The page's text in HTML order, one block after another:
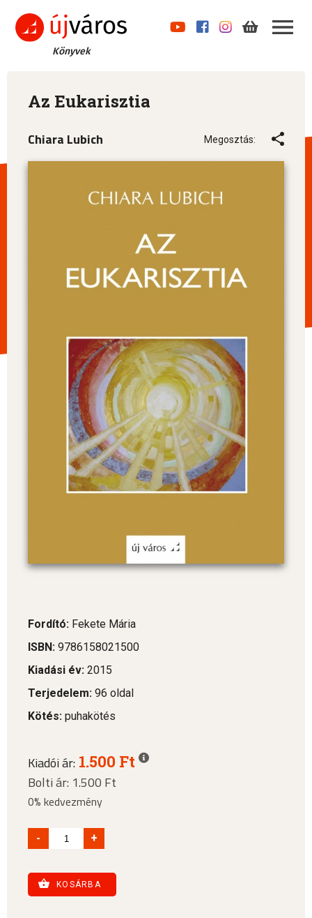
Könyvek
Az Eukarisztia
Chiara Lubich Megosztás:
Fordító: Fekete Mária
ISBN: 9786158021500
Kiadási év: 2015
Terjedelem: 96 oldal
Kötés: puhakötés
Kiadói ár: 1.500 Ft
Bolti ár: 1.500 Ft
0% kedvezmény
- +
KOSÁRBA